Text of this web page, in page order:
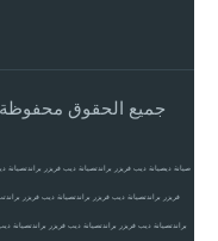
جميع الحقوق محفوظة © 2025
صيانة ديصيانة ديب فريزر براندتصيانة ديب فريزر براندتصيانة
فريزر براندتصيانة ديب فريزر براندتصيانة ديب فريزر
براندتصيانة ديب فريزر براندتصيانة ديب فريزر براندتصيانة